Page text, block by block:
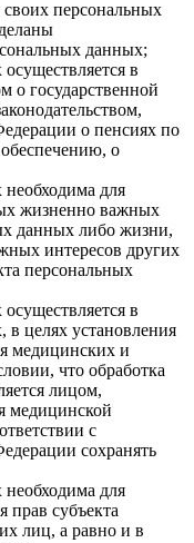
персональных
данных;
в
о государственной
о пенсиях по
о
для
жизненно важных
данных либо жизни,
интересов других
персональных
в
в целях установления
медицинских и
что обработка
лицом,
медицинской
с
сохранять
для
прав субъекта
лиц, а равно и в